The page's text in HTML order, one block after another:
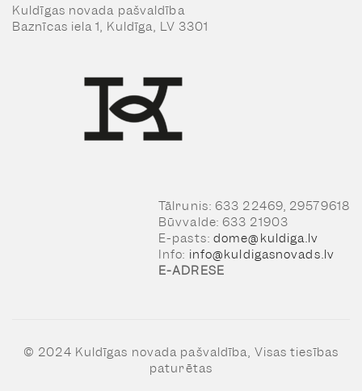
Kuldīgas novada pašvaldība
Baznīcas iela 1, Kuldīga, LV 3301
Tālrunis: 633 22469, 29579618
Būvvalde: 633 21903
E-pasts: dome@kuldiga.lv
Info: info@kuldigasnovads.lv
E-ADRESE
© 2024 Kuldīgas novada pašvaldība, Visas tiesības
paturētas